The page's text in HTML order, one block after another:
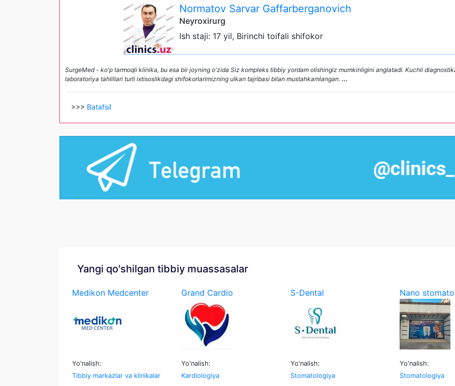
Normatov Sarvar Gaffarberganovich
Neyroxirurg
Ish staji: 17 yil, Birinchi toifali shifokor
SurgeMed - ko'p tarmoqli klinika, bu esa bir joyning o'zida Siz kompleks tibbiy yordam olishingiz mumkinligini anglatadi. Kuchli
laboratoriya tahlillari turli ixtisoslikdagi shifokorlarimizning ulkan tajribasi bilan mustahkamlangan. ...
>>> Batafsil
Yangi qo'shilgan tibbiy muassasalar
Medikon Medcenter
Yo'nalish:
Tibbiy markazlar va klinikalar
Grand Cardio
Yo'nalish:
Kardiologiya
S-Dental
Yo'nalish:
Stomatologiya
Nano
Yo'nalish:
Stomatologiya